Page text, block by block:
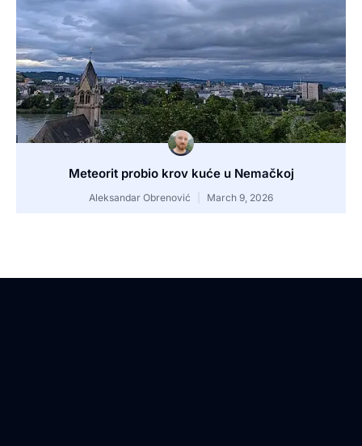
Meteorit probio krov kuće u Nemačkoj
Aleksandar Obrenović March 9, 2026